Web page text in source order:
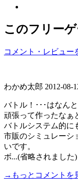
このフリー
コメント・レビュー
わかめ太郎 2012-08-
バトル！･･･はなん
頑張って作ったなぁ
バトルシステム的に
市販のシミュレーシ
いです。
ボ...(省略されました)
→もっとコメントを